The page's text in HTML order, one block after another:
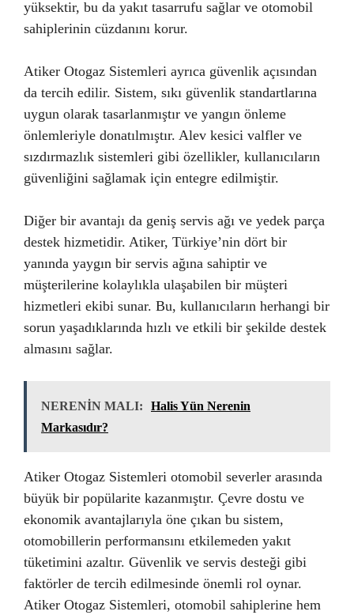
yüksektir, bu da yakıt tasarrufu sağlar ve otomobil
sahiplerinin cüzdanını korur.
Atiker Otogaz Sistemleri ayrıca güvenlik açısından
da tercih edilir. Sistem, sıkı güvenlik standartlarına
uygun olarak tasarlanmıştır ve yangın önleme
önlemleriyle donatılmıştır. Alev kesici valfler ve
sızdırmazlık sistemleri gibi özellikler, kullanıcıların
güvenliğini sağlamak için entegre edilmiştir.
Diğer bir avantajı da geniş servis ağı ve yedek parça
destek hizmetidir. Atiker, Türkiye’nin dört bir
yanında yaygın bir servis ağına sahiptir ve
müşterilerine kolaylıkla ulaşabilen bir müşteri
hizmetleri ekibi sunar. Bu, kullanıcıların herhangi bir
sorun yaşadıklarında hızlı ve etkili bir şekilde destek
almasını sağlar.
NERENİN MALI:
Halis Yün Nerenin
Markasıdır?
Atiker Otogaz Sistemleri otomobil severler arasında
büyük bir popülarite kazanmıştır. Çevre dostu ve
ekonomik avantajlarıyla öne çıkan bu sistem,
otomobillerin performansını etkilemeden yakıt
tüketimini azaltır. Güvenlik ve servis desteği gibi
faktörler de tercih edilmesinde önemli rol oynar.
Atiker Otogaz Sistemleri, otomobil sahiplerine hem